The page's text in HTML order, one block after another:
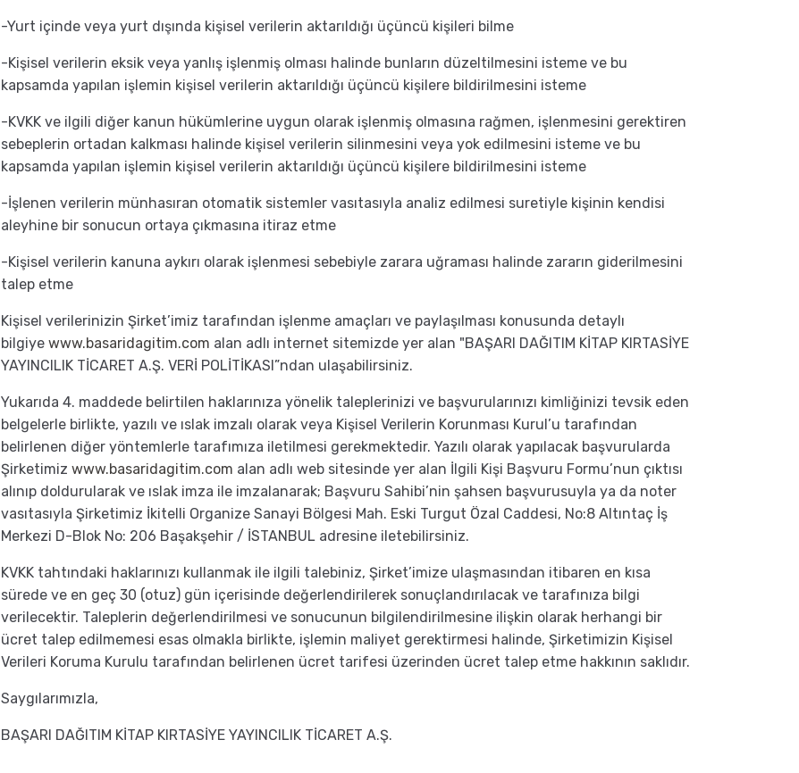
-Yurt içinde veya yurt dışında kişisel verilerin aktarıldığı üçüncü kişileri bilme
-Kişisel verilerin eksik veya yanlış işlenmiş olması halinde bunların düzeltilmesini isteme ve bu
kapsamda yapılan işlemin kişisel verilerin aktarıldığı üçüncü kişilere bildirilmesini isteme
-KVKK ve ilgili diğer kanun hükümlerine uygun olarak işlenmiş olmasına rağmen, işlenmesini gerektiren
sebeplerin ortadan kalkması halinde kişisel verilerin silinmesini veya yok edilmesini isteme ve bu
kapsamda yapılan işlemin kişisel verilerin aktarıldığı üçüncü kişilere bildirilmesini isteme
-İşlenen verilerin münhasıran otomatik sistemler vasıtasıyla analiz edilmesi suretiyle kişinin kendisi
aleyhine bir sonucun ortaya çıkmasına itiraz etme
-Kişisel verilerin kanuna aykırı olarak işlenmesi sebebiyle zarara uğraması halinde zararın giderilmesini
talep etme
Kişisel verilerinizin Şirket’imiz tarafından işlenme amaçları ve paylaşılması konusunda detaylı
bilgiye www.basaridagitim.com alan adlı internet sitemizde yer alan "BAŞARI DAĞITIM KİTAP KIRTASİYE
YAYINCILIK TİCARET A.Ş. VERİ POLİTİKASI”ndan ulaşabilirsiniz.
Yukarıda 4. maddede belirtilen haklarınıza yönelik taleplerinizi ve başvurularınızı kimliğinizi tevsik eden
belgelerle birlikte, yazılı ve ıslak imzalı olarak veya Kişisel Verilerin Korunması Kurul’u tarafından
belirlenen diğer yöntemlerle tarafımıza iletilmesi gerekmektedir. Yazılı olarak yapılacak başvurularda
Şirketimiz www.basaridagitim.com alan adlı web sitesinde yer alan İlgili Kişi Başvuru Formu’nun çıktısı
alınıp doldurularak ve ıslak imza ile imzalanarak; Başvuru Sahibi’nin şahsen başvurusuyla ya da noter
vasıtasıyla Şirketimiz İkitelli Organize Sanayi Bölgesi Mah. Eski Turgut Özal Caddesi, No:8 Altıntaç İş
Merkezi D-Blok No: 206 Başakşehir / İSTANBUL adresine iletebilirsiniz.
KVKK tahtındaki haklarınızı kullanmak ile ilgili talebiniz, Şirket’imize ulaşmasından itibaren en kısa
sürede ve en geç 30 (otuz) gün içerisinde değerlendirilerek sonuçlandırılacak ve tarafınıza bilgi
verilecektir. Taleplerin değerlendirilmesi ve sonucunun bilgilendirilmesine ilişkin olarak herhangi bir
ücret talep edilmemesi esas olmakla birlikte, işlemin maliyet gerektirmesi halinde, Şirketimizin Kişisel
Verileri Koruma Kurulu tarafından belirlenen ücret tarifesi üzerinden ücret talep etme hakkının saklıdır.
Saygılarımızla,
BAŞARI DAĞITIM KİTAP KIRTASİYE YAYINCILIK TİCARET A.Ş.